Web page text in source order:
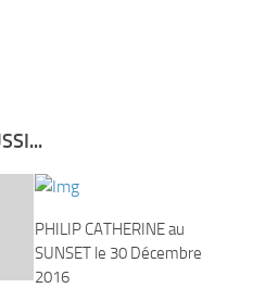
PHILIP CATHERINE au
SUNSET le 30 Décembre
2016